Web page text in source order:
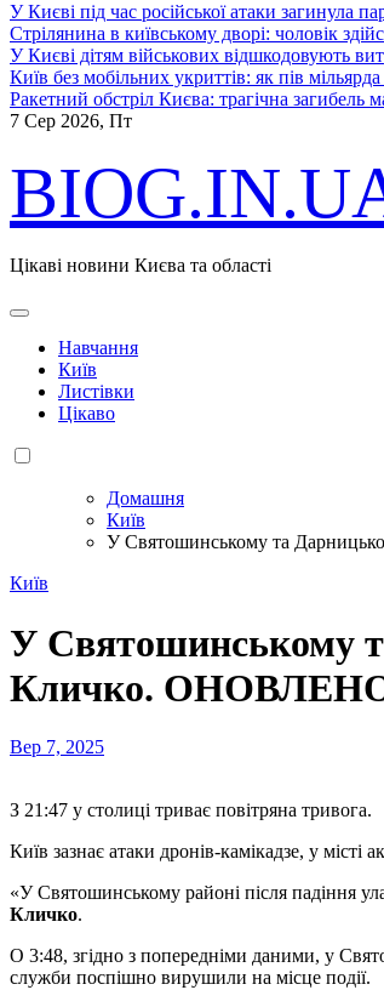
У Києві під час російської атаки загинула
Стрілянина в київському дворі: чоловік
У Києві дітям військових відшкодовують
Київ без мобільних укриттів: як пів
Ракетний обстріл Києва: трагічна загибель
7 Сер 2026, Пт
Цікаві новини Києва та області
Навчання
Київ
Листівки
Цікаво
Домашня
Київ
У Святошинському та
Київ
У Святошинському
Кличко.
Вер 7, 2025
З 21:47 у столиці триває повітряна тривога.
Київ зазнає атаки дронів-камікадзе, у
«У Святошинському районі після падіння
Кличко.
О 3:48, згідно з попередніми даними, у
служби поспішно вирушили на місце події.